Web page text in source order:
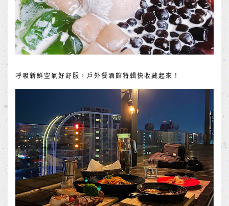
呼吸新鮮空氣好舒服，戶外餐酒館特輯快收藏起來！